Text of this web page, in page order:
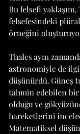
Bu felsefi yaklaşım,
felsefesindeki
örneğini
Thales aynı
astronomiyle de
düşünürdü. Güneş
tahmin edebilen
olduğu ve
hareketlerini
Matematiksel